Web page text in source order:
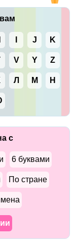
J K
V Y Z
Л М Н
с
6 буквами
По стране